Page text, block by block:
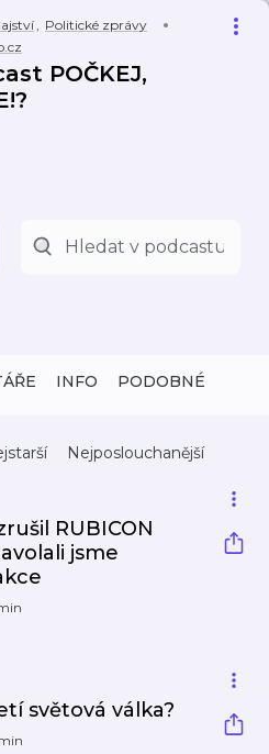
, Politické zprávy
POČKEJ,
INFO PODOBNÉ
Nejposlouchanější
RUBICON
jsme
světová válka?